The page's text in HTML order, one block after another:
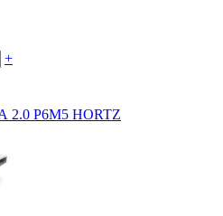
+
2.0 Р6М5 HORTZ